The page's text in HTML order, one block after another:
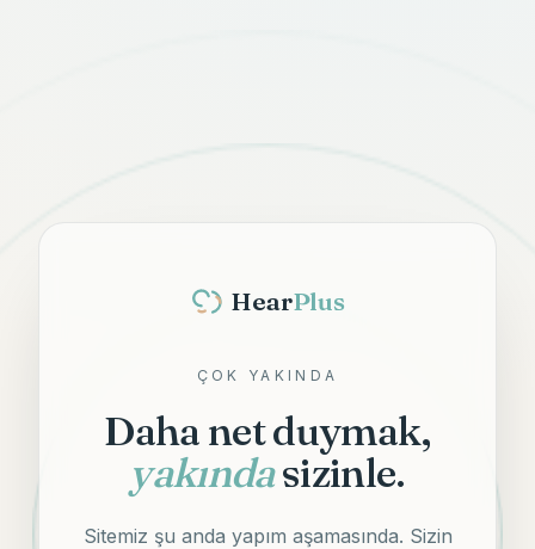
HearPlus
ÇOK YAKINDA
Daha net duymak,
yakındasizinle.
Sitemiz şu anda yapım aşamasında. Sizin